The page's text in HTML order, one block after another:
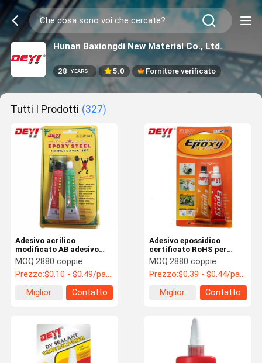
Hunan Baxiongdi New Material Co., Ltd.
28 YEARS 5.0 Fornitore verificato
Tutti I Prodotti (327)
Adesivo acrilico
modificato AB adesivo
acrilico a curatura
rapida per soluzioni di
incollaggio industriale
MOQ:2880 coppie
Prezzo:$0.10 - $0.49/pairs
Miglior
Contatto
Adesivo epossidico
certificato RoHS per
hardware e motociclette
Tempo di cura completo
di 24 ore
MOQ:2880 coppie
Prezzo:$0.39 - $0.44/pairs
Miglior
Contatto